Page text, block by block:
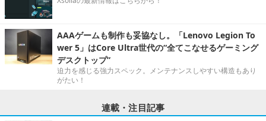
AAAゲームも制作も妥協なし。「Lenovo Legion To
wer 5」はCore Ultra世代の“全てこなせるゲーミング
デスクトップ”
迫力を感じる強力スペック。メンテナンスしやすい構造もあり
がたい！
連載・注目記事